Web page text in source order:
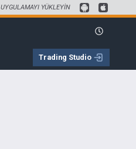
UYGULAMAYI YÜKLEYIN
Trading Studio